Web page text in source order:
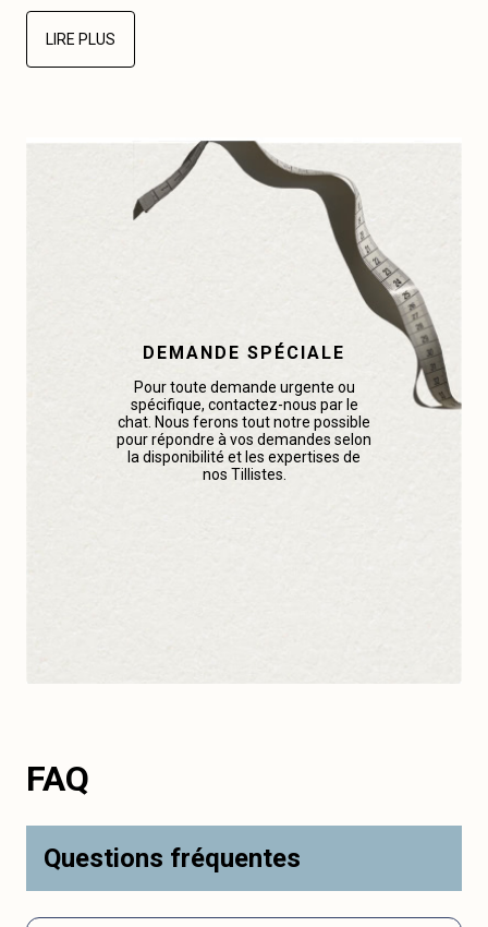
LIRE PLUS
DEMANDE SPÉCIALE
Pour toute demande urgente ou
spécifique, contactez-nous par le
chat. Nous ferons tout notre possible
pour répondre à vos demandes selon
la disponibilité et les expertises de
nos Tillistes.
FAQ
Questions fréquentes